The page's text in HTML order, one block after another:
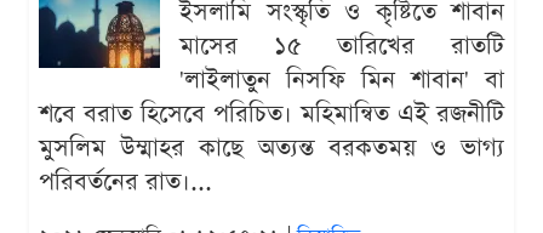
ইসলামি সংস্কৃতি ও কৃষ্টিতে শাবান
মাসের ১৫ তারিখের রাতটি
'লাইলাতুন নিসফি মিন শাবান' বা
শবে বরাত হিসেবে পরিচিত। মহিমান্বিত এই রজনীটি
মুসলিম উম্মাহর কাছে অত্যন্ত বরকতময় ও ভাগ্য
পরিবর্তনের রাত।...